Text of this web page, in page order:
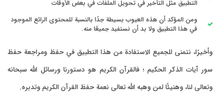
التطبيق مثل التأخير في تحويل الملفات في بعض الأوقات
ومن المؤكد أن هذه العيوب بسيطة جدًا بالنسبة للمحتوى الرائع الموجود
في هذا التطبيق ولا بد أن نستفيد جميعًا منه.
وأخيرًا، نتمنى للجميع الاستفادة من هذا التطبيق في حفظ ومراجعة حفظ
سور آيات الذكر الحكيم ؛ فالقرآن الكريم هو دستورنا ورسائل الله سبحانه
وتعالى لنا، وهنيئًا لمن وهبه الله تعالى نعمة حفظ القرآن الكريم وتدبره.